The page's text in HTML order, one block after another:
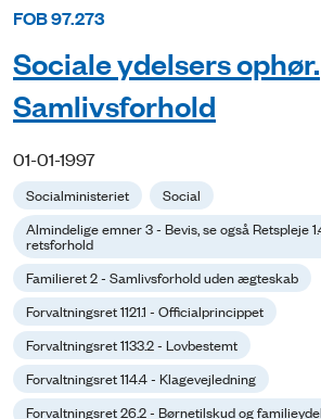
FOB 97.273
Sociale ydelsers ophør.
Samlivsforhold
01-01-1997
Socialministeriet
Social
Almindelige emner 3 - Bevis, se også Retspleje
retsforhold
Familieret 2 - Samlivsforhold uden ægteskab
Forvaltningsret 1121.1 - Officialprincippet
Forvaltningsret 1133.2 - Lovbestemt
Forvaltningsret 114.4 - Klagevejledning
Forvaltningsret 26.2 - Børnetilskud og